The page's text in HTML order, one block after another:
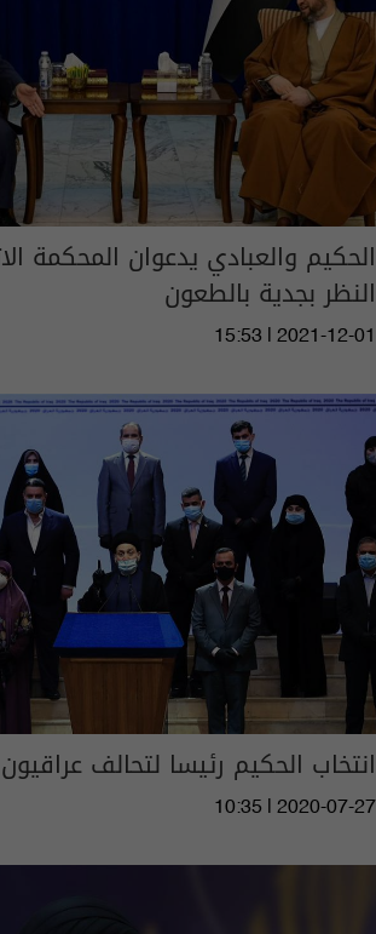
الحكيم والعبادي يدعوان المحكمة
النظر بجدية بالطعون
15:53 | 2021-12-01
انتخاب الحكيم رئيسا لتحالف عراقيون
10:35 | 2020-07-27